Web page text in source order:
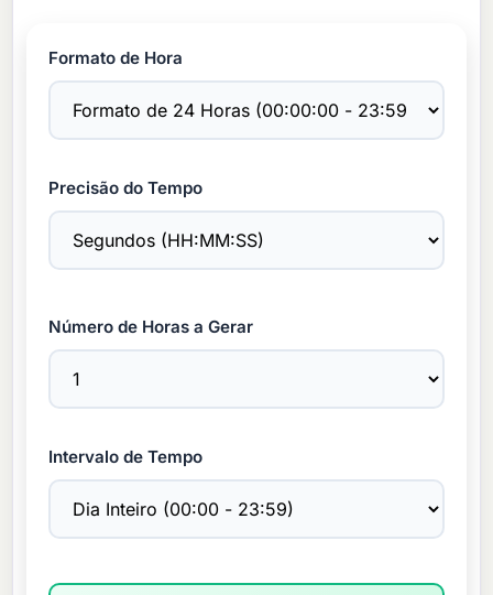
Formato de Hora
Precisão do Tempo
Número de Horas a Gerar
Intervalo de Tempo